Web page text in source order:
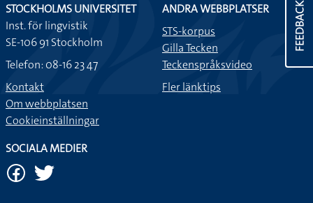
FEEDBACK
STOCKHOLMS UNIVERSITET
Inst. för lingvistik
SE-106 91 Stockholm
Telefon: 08-16 23 47
Kontakt
Om webbplatsen
Cookieinställningar
ANDRA WEBBPLATSER
STS-korpus
Gilla Tecken
Teckenspråksvideo
Fler länktips
SOCIALA MEDIER